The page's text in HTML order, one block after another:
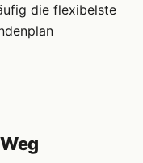
die flexibelste